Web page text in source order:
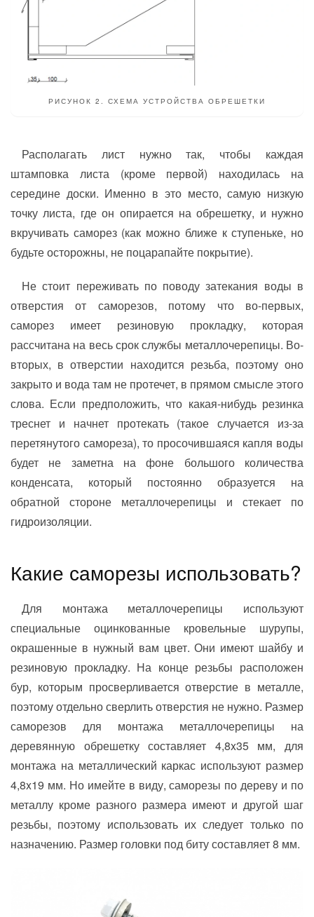
РИСУНОК 2. СХЕМА УСТРОЙСТВА ОБРЕШЕТКИ
Располагать лист нужно так, чтобы каждая
штамповка листа (кроме первой) находилась на
середине доски. Именно в это место, самую низкую
точку листа, где он опирается на обрешетку, и нужно
вкручивать саморез (как можно ближе к ступеньке, но
будьте осторожны, не поцарапайте покрытие).
Не стоит переживать по поводу затекания воды в
отверстия от саморезов, потому что во-первых,
саморез имеет резиновую прокладку, которая
рассчитана на весь срок службы металлочерепицы. Во-
вторых, в отверстии находится резьба, поэтому оно
закрыто и вода там не протечет, в прямом смысле этого
слова. Если предположить, что какая-нибудь резинка
треснет и начнет протекать (такое случается из-за
перетянутого самореза), то просочившаяся капля воды
будет не заметна на фоне большого количества
конденсата, который постоянно образуется на
обратной стороне металлочерепицы и стекает по
гидроизоляции.
Какие саморезы использовать?
Для монтажа металлочерепицы используют
специальные оцинкованные кровельные шурупы,
окрашенные в нужный вам цвет. Они имеют шайбу и
резиновую прокладку. На конце резьбы расположен
бур, которым просверливается отверстие в металле,
поэтому отдельно сверлить отверстия не нужно. Размер
саморезов для монтажа металлочерепицы на
деревянную обрешетку составляет 4,8x35 мм, для
монтажа на металлический каркас используют размер
4,8x19 мм. Но имейте в виду, саморезы по дереву и по
металлу кроме разного размера имеют и другой шаг
резьбы, поэтому использовать их следует только по
назначению. Размер головки под биту составляет 8 мм.